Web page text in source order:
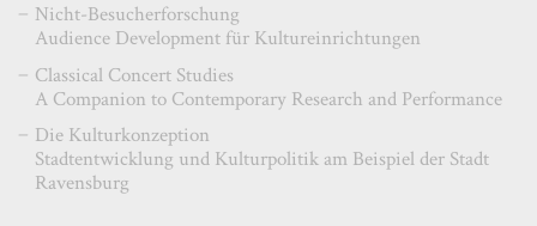
Nicht-Besucherforschung
Audience Development für Kultureinrichtungen
Classical Concert Studies
A Companion to Contemporary Research and Performance
Die Kulturkonzeption
Stadtentwicklung und Kulturpolitik am Beispiel der Stadt
Ravensburg